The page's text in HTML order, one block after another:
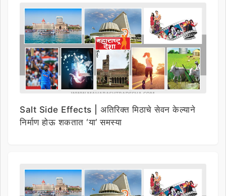
Salt Side Effects | अतिरिक्त मिठाचे सेवन केल्याने
निर्माण होऊ शकतात ‘या’ समस्या